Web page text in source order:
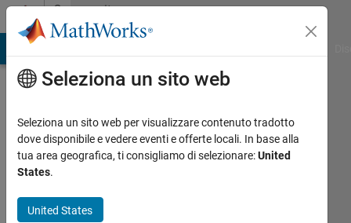
Vai al contenutoCommunity
Profile
amine
khalfoun
Last
Seleziona un sito web
Seleziona un sito web per visualizzare contenuto tradotto
dove disponibile e vedere eventi e offerte locali. In base alla
tua area geografica, ti consigliamo di selezionare:United
States.
United States